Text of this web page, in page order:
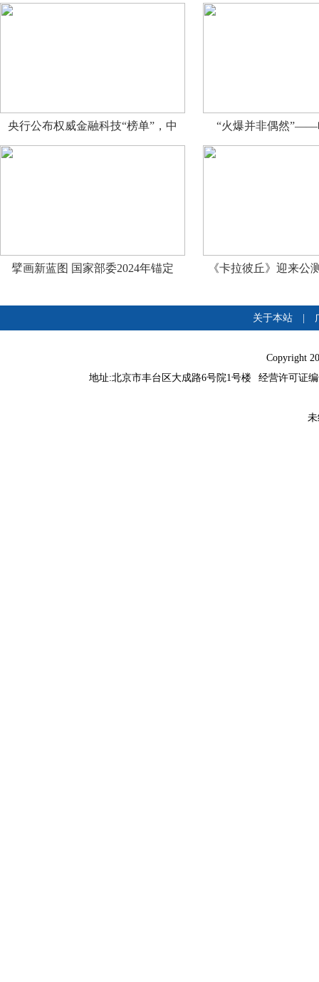
央行公布权威金融科技“榜单”，中 “火爆并非偶然”——
擘画新蓝图 国家部委2024年锚定 《卡拉彼丘》迎来公
关于本站
Copyright
地址:北京市丰台区大成路6号院1号楼
经营许可证